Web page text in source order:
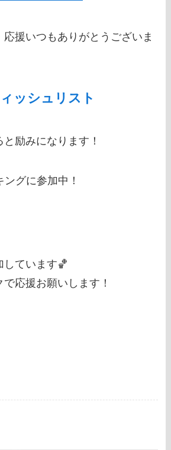
援いつもありがとうございま
ッシュリスト
励みになります！
グに参加中！
しています🏀
応援お願いします！